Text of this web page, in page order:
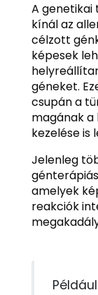
A
kínál az
célzott
képesek
géneket.
csupán a
magának
kezelése is
Jelenleg
amelyek
reakciók